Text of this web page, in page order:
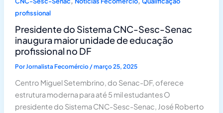
profissional
Presidente do Sistema CNC-Sesc-Senac
inaugura maior unidade de educação
profissional no DF
PorJornalista Fecomércio/março 25, 2025
Centro Miguel Setembrino, do Senac-DF, oferece
estrutura moderna para até 5 mil estudantes O
presidente do Sistema CNC-Sesc-Senac, José Roberto